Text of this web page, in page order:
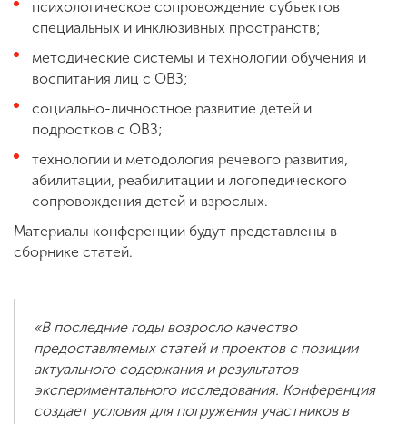
психологическое сопровождение субъектов
специальных и инклюзивных пространств;
методические системы и технологии обучения и
воспитания лиц с ОВЗ;
социально-личностное развитие детей и
подростков с ОВЗ;
технологии и методология речевого развития,
абилитации, реабилитации и логопедического
сопровождения детей и взрослых.
Материалы конференции будут представлены в
сборнике статей.
«В последние годы возросло качество
предоставляемых статей и проектов с позиции
актуального содержания и результатов
экспериментального исследования. Конференция
создает условия для погружения участников в